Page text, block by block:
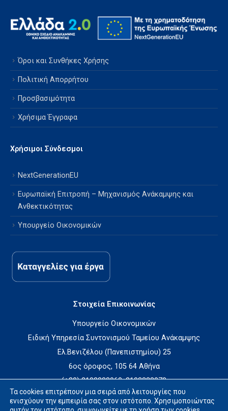
Όροι και Συνθήκες Χρήσης
Πολιτική Απορρήτου
Προσβασιμότητα
Χρήσιμα Έγγραφα
Χρήσιμοι Σύνδεσμοι
NextGenerationEU
Ευρωπαϊκή Επιτροπή – Μηχανισμός Ανάκαμψης και
Ανθεκτικότητας
Υπουργείο Οικονομικών
Στοιχεία Επικοινωνίας
Υπουργείο Οικονομικών
Ειδική Υπηρεσία Συντονισμού Ταμείου Ανάκαμψης
Ελ.Βενιζέλου (Πανεπιστημίου) 25
6ος όροφος, 105 64 Αθήνα
(+30) 2103338960, 2103338970
rrfasupport@minfin.gr
Τα cookies επιτρέπουν μια σειρά από λειτουργίες που
ενισχύουν την εμπειρία σας στον ιστότοπο. Χρησιμοποιώντας